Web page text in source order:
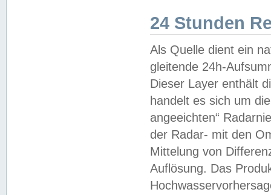
24 Stunden
Als Quelle dient ein
gleitende 24h-
Dieser Layer enthält
handelt es sich um
angeeichten“
der Radar- mit den
Mittelung von
Auflösung. Das